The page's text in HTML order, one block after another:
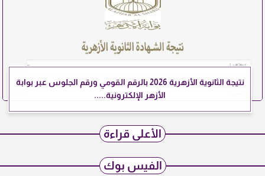
نتيجة الثانوية الأزهرية 2026 بالرقم القومي ورقم الجلوس عبر بوابة
الأزهر الإلكترونية.....
الأعلى قراءة
الفيس بوك